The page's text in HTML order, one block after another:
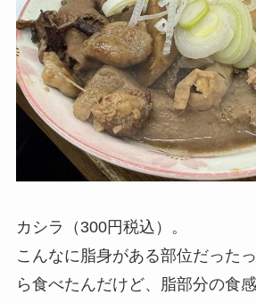
カシラ（300円税込）。
こんなに脂身がある部位だった
ら食べたんだけど、脂部分の食